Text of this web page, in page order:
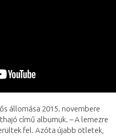
állomása 2015. novembere
című albumuk. – A lemezre
fel. Azóta újabb ötletek,